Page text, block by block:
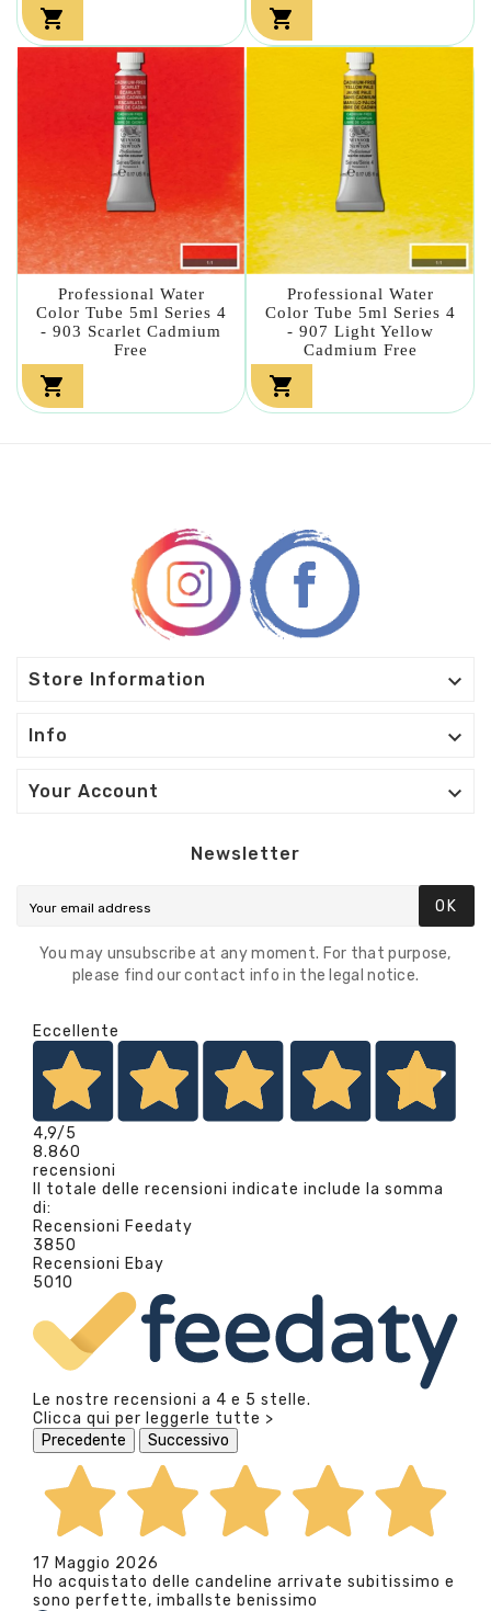
 
Professional Water
Color Tube 5ml Series 4
- 903 Scarlet Cadmium
Free

Professional Water
Color Tube 5ml Series 4
- 907 Light Yellow
Cadmium Free

Store Information 
Info 
Your Account 
Newsletter
OK
You may unsubscribe at any moment. For that purpose,
please find our contact info in the legal notice.
Eccellente
4,9/5
8.860
recensioni
Il totale delle recensioni indicate include la somma
di:
Recensioni Feedaty
3850
Recensioni Ebay
5010
Le nostre recensioni a 4 e 5 stelle.
Clicca qui per leggerle tutte >
Precedente
Successivo
17 Maggio 2026
Ho acquistato delle candeline arrivate subitissimo e
sono perfette, imballste benissimo